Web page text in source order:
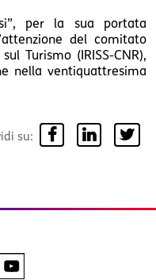
per la sua portata
del comitato
Turismo (IRISS-CNR),
nella ventiquattresima
su: